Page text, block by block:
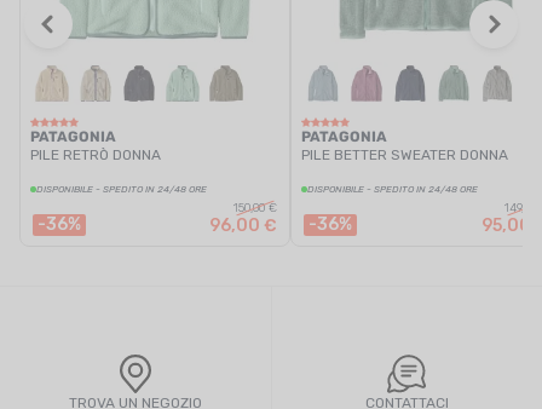
PATAGONIA
PILE RETRÒ DONNA
DISPONIBILE - SPEDITO IN 24/48 ORE
-36%
150,00 €
96,00 €
PATAGONIA
PILE BETTER SWEATER DONNA
DISPONIBILE - SPEDITO IN 24/48 ORE
-36%
149,00
95,00
TROVA UN NEGOZIO CONTATTACI